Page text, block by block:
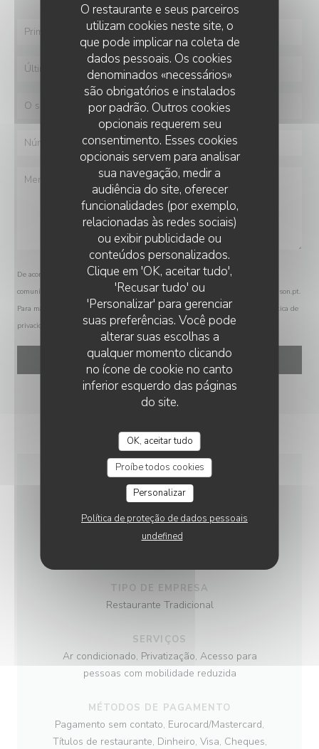
O restaurante e seus parceiros
utilizam cookies neste site, o
que pode implicar na coleta de
dados pessoais. Os cookies
denominados «necessários»
são obrigatórios e instalados
por padrão. Outros cookies
opcionais requerem seu
consentimento. Esses cookies
opcionais servem para analisar
sua navegação, medir a
audiência do site, oferecer
funcionalidades (por exemplo,
relacionadas às redes sociais)
ou exibir publicidade ou
conteúdos personalizados.
Clique em 'OK, aceitar tudo',
'Recusar tudo' ou
'Personalizar' para gerenciar
suas preferências. Você pode
alterar suas escolhas a
qualquer momento clicando
no ícone de cookie no canto
inferior esquerdo das páginas
do site.
OK, aceitar tudo
Proíbe todos cookies
Personalizar
Política de proteção de dados pessoais
undefined
De acordo com a legislação de proteção de dados, tem o direito de se opor a
comunicações de marketing. Pode registar-se na Lista Robinson através de
robinson.pt.
Para mais informações sobre o tratamento dos seus dados, consulte a nossa
política de
privacidade
INFORMAÇÕES GERAIS
CULINÁRIA
TIPO DE EMPRESA
Restaurante Tradicional
SERVIÇOS
Ar condicionado, Privatização, Acesso para
pessoas com mobilidade reduzida
MÉTODOS DE PAGAMENTO
Pagamento sem contato, Eurocard/Mastercard,
Títulos de restaurante, Dinheiro, Visa, Cheques,
LE GOURBI